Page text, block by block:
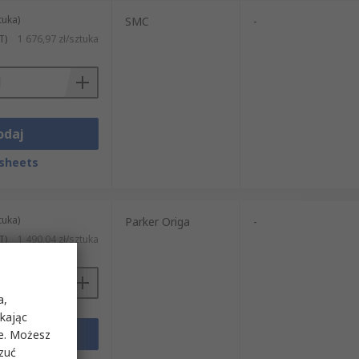
1 676,97 zł/sztuka
SMC -
1 490,04 zł/sztuka
Parker Origa -
Możesz